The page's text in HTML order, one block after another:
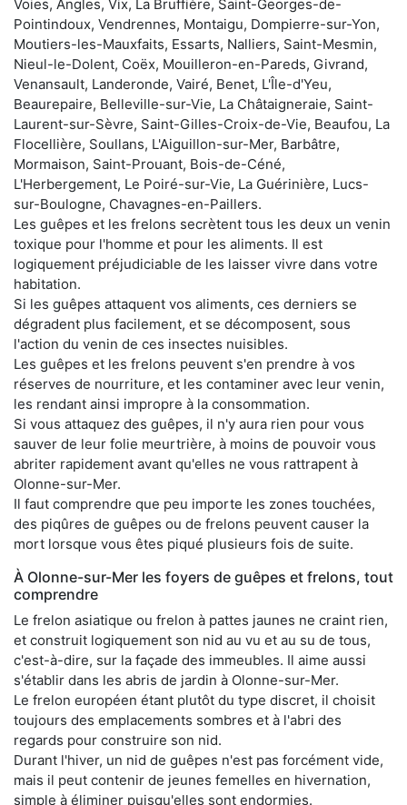
Voies, Angles, Vix, La Bruffière, Saint-Georges-de-
Pointindoux, Vendrennes, Montaigu, Dompierre-sur-Yon,
Moutiers-les-Mauxfaits, Essarts, Nalliers, Saint-Mesmin,
Nieul-le-Dolent, Coëx, Mouilleron-en-Pareds, Givrand,
Venansault, Landeronde, Vairé, Benet, L'Île-d'Yeu,
Beaurepaire, Belleville-sur-Vie, La Châtaigneraie, Saint-
Laurent-sur-Sèvre, Saint-Gilles-Croix-de-Vie, Beaufou, La
Flocellière, Soullans, L'Aiguillon-sur-Mer, Barbâtre,
Mormaison, Saint-Prouant, Bois-de-Céné,
L'Herbergement, Le Poiré-sur-Vie, La Guérinière, Lucs-
sur-Boulogne, Chavagnes-en-Paillers.
Les guêpes et les frelons secrètent tous les deux un venin
toxique pour l'homme et pour les aliments. Il est
logiquement préjudiciable de les laisser vivre dans votre
habitation.
Si les guêpes attaquent vos aliments, ces derniers se
dégradent plus facilement, et se décomposent, sous
l'action du venin de ces insectes nuisibles.
Les guêpes et les frelons peuvent s'en prendre à vos
réserves de nourriture, et les contaminer avec leur venin,
les rendant ainsi impropre à la consommation.
Si vous attaquez des guêpes, il n'y aura rien pour vous
sauver de leur folie meurtrière, à moins de pouvoir vous
abriter rapidement avant qu'elles ne vous rattrapent à
Olonne-sur-Mer.
Il faut comprendre que peu importe les zones touchées,
des piqûres de guêpes ou de frelons peuvent causer la
mort lorsque vous êtes piqué plusieurs fois de suite.
À Olonne-sur-Mer les foyers de guêpes et frelons, tout
comprendre
Le frelon asiatique ou frelon à pattes jaunes ne craint rien,
et construit logiquement son nid au vu et au su de tous,
c'est-à-dire, sur la façade des immeubles. Il aime aussi
s'établir dans les abris de jardin à Olonne-sur-Mer.
Le frelon européen étant plutôt du type discret, il choisit
toujours des emplacements sombres et à l'abri des
regards pour construire son nid.
Durant l'hiver, un nid de guêpes n'est pas forcément vide,
mais il peut contenir de jeunes femelles en hivernation,
simple à éliminer puisqu'elles sont endormies.